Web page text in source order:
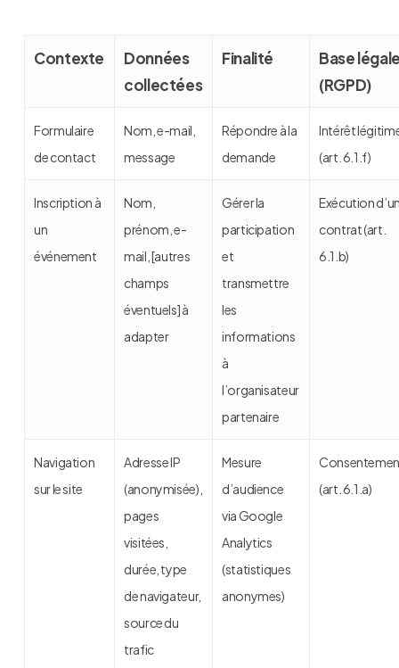
Contexte
Données
collectées
Finalité
Base
(RGPD)
Formulaire
de contact
Nom, e-mail,
message
Répondre à la
demande
Intérêt
(art. 6.1.f)
Inscription à
un
événement
Nom,
prénom, e-
mail, [autres
champs
éventuels]à
adapter
Gérer la
participation
et
transmettre
les
informations
à
l’organisateur
partenaire
Exécution
contrat (art.
6.1.b)
Navigation
sur le site
Adresse IP
(anonymisée),
pages
visitées,
durée, type
de navigateur,
source du
trafic
Mesure
d’audience
via Google
Analytics
(statistiques
anonymes)
(art. 6.1.a)